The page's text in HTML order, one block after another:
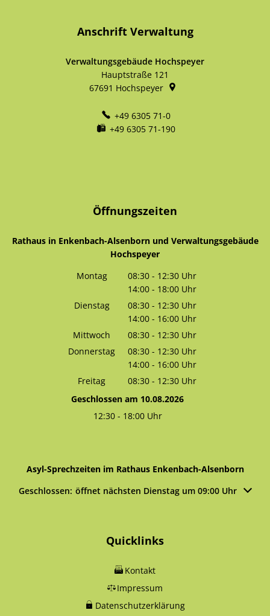
Anschrift Verwaltung
Verwaltungsgebäude Hochspeyer
Hauptstraße 121
67691 Hochspeyer
+49 6305 71-0
+49 6305 71-190
Öffnungszeiten
Rathaus in Enkenbach-Alsenborn und Verwaltungsgebäude
Hochspeyer
Montag
08:30 - 12:30 Uhr
Von 08:30 bis 12:30 Uhr
14:00 - 18:00 Uhr
Von 14:00 bis 18:00 Uhr
Dienstag 08:30 - 12:30 Uhr
Von 08:30 bis 12:30 Uhr
14:00 - 16:00 Uhr
Von 14:00 bis 16:00 Uhr
Mittwoch 08:30 - 12:30 Uhr
Von 08:30 bis 12:30 Uhr
Donnerstag 08:30 - 12:30 Uhr
Von 08:30 bis 12:30 Uhr
14:00 - 16:00 Uhr
Von 14:00 bis 16:00 Uhr
Freitag 08:30 - 12:30 Uhr
Von 08:30 bis 12:30 Uhr
Geschlossen am 10.08.2026
12:30- 18:00Uhr
Asyl-Sprechzeiten im Rathaus Enkenbach-Alsenborn
Klicken, um weitere Öffnungs- oder Schließzeiten
Geschlossen: öffnet nächsten Dienstag um 09:00 Uhr
Quicklinks
Kontakt
Impressum
Datenschutzerklärung